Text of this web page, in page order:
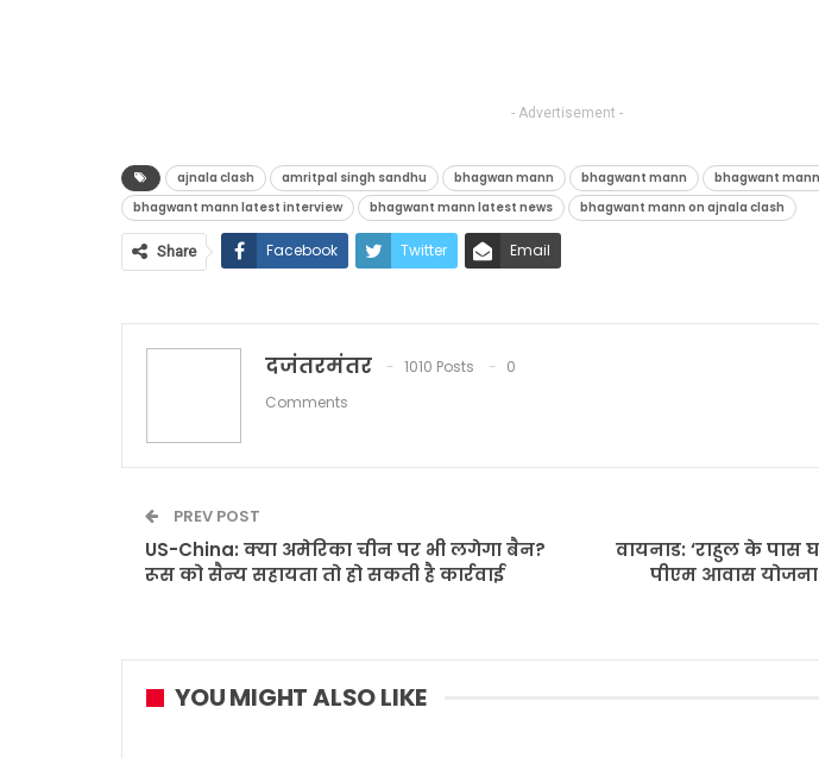
- Advertisement -
ajnala clash amritpal singh sandhu bhagwan mann bhagwant mann
bhagwant
bhagwant mann latest interview
bhagwant mann latest news bhagwant mann on ajnala clash
Share Facebook Twitter Email
दजंतरमंतर 1010 Posts
0
Comments
PREV POST
US-China: क्या अमेरिका चीन पर भी लगेगा बैन?
रूस को सैन्य सहायता तो हो सकती है कार्रवाई
वायनाड: ‘राहुल के पास
पीएम आवास
YOU MIGHT ALSO LIKE